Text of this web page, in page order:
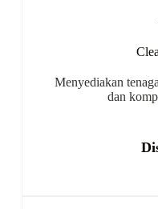
Menyediakan
dan